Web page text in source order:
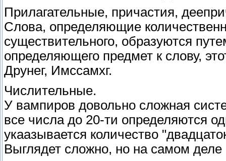
Прилагательные, причастия,
Слова, определяющие
существительного, образуются
определяющего предмет к слову,
Друнег, Имссамхг.
Числительные.
У вампиров довольно сложная
все числа до 20-ти определяются
укаазывается количество
Выглядет сложно, но на самом